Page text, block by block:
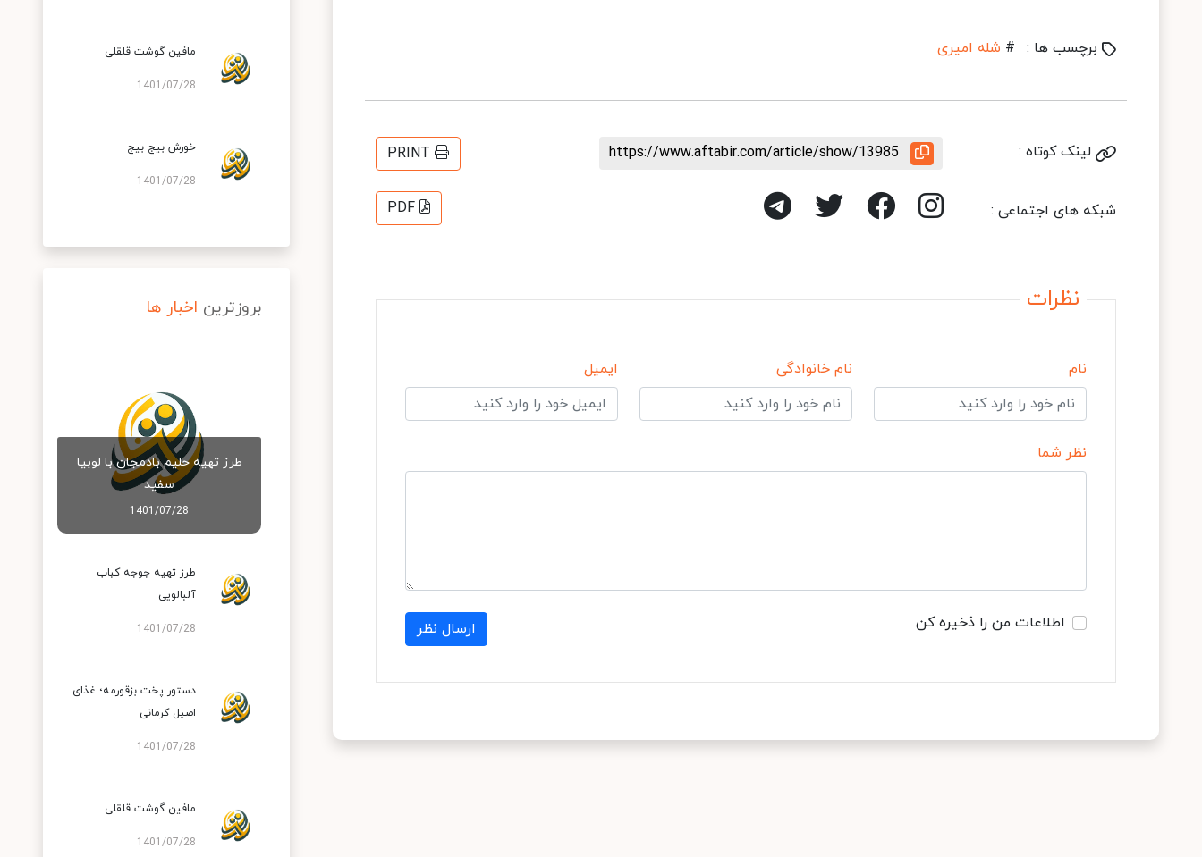
برچسب ها : # شله امیری
لینک کوتاه : https://www.aftabir.com/article/show/13985
PRINT
شبکه های اجتماعی : PDF
نظرات
نام نام خانوادگی ایمیل
نظر شما
اطلاعات من را ذخیره کن ارسال نظر
مافین گوشت قلقلی
1401/07/28
خورش بیج بیج
1401/07/28
بروزترین اخبار ها
طرز تهیه حلیم بادمجان با لوبیا
سفید
1401/07/28
طرز تهیه جوجه کباب
آلبالویی
1401/07/28
دستور پخت بزقورمه؛ غذای
اصیل کرمانی
1401/07/28
مافین گوشت قلقلی
1401/07/28